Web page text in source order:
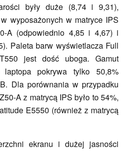
były duże (8,74 i 9,31),
wyposażonych w matryce IPS
A (odpowiednio 4,85 i 4,67) i
Paleta barw wyświetlacza Full
jest dość uboga. Gamut
laptopa pokrywa tylko 50,8%
Dla porównania w przypadku
A z matrycą IPS było to 54%,
E5550 (również z matrycą
ekranu i dużej jasności